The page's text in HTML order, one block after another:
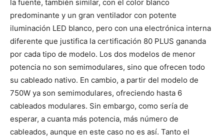
la fuente, también similar, con el color blanco
predominante y un gran ventilador con potente
iluminación LED blanco, pero con una electrónica interna
diferente que justifica la certificación 80 PLUS gananda
por cada tipo de modelo. Los dos modelos de menor
potencia no son semimodulares, sino que ofrecen todo
su cableado nativo. En cambio, a partir del modelo de
750W ya son semimodulares, ofreciendo hasta 6
cableados modulares. Sin embargo, como sería de
esperar, a cuanta más potencia, más número de
cableados, aunque en este caso no es así. Tanto el